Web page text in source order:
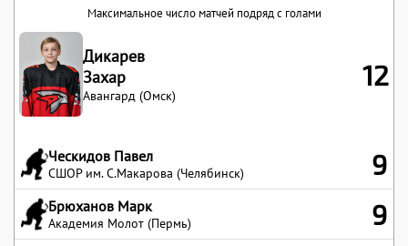
Максимальное число матчей подряд с голами
Дикарев
Захар
Авангард (Омск)
12
Ческидов Павел
СШОР им. С.Макарова (Челябинск) 9
Брюханов Марк
Академия Молот (Пермь) 9